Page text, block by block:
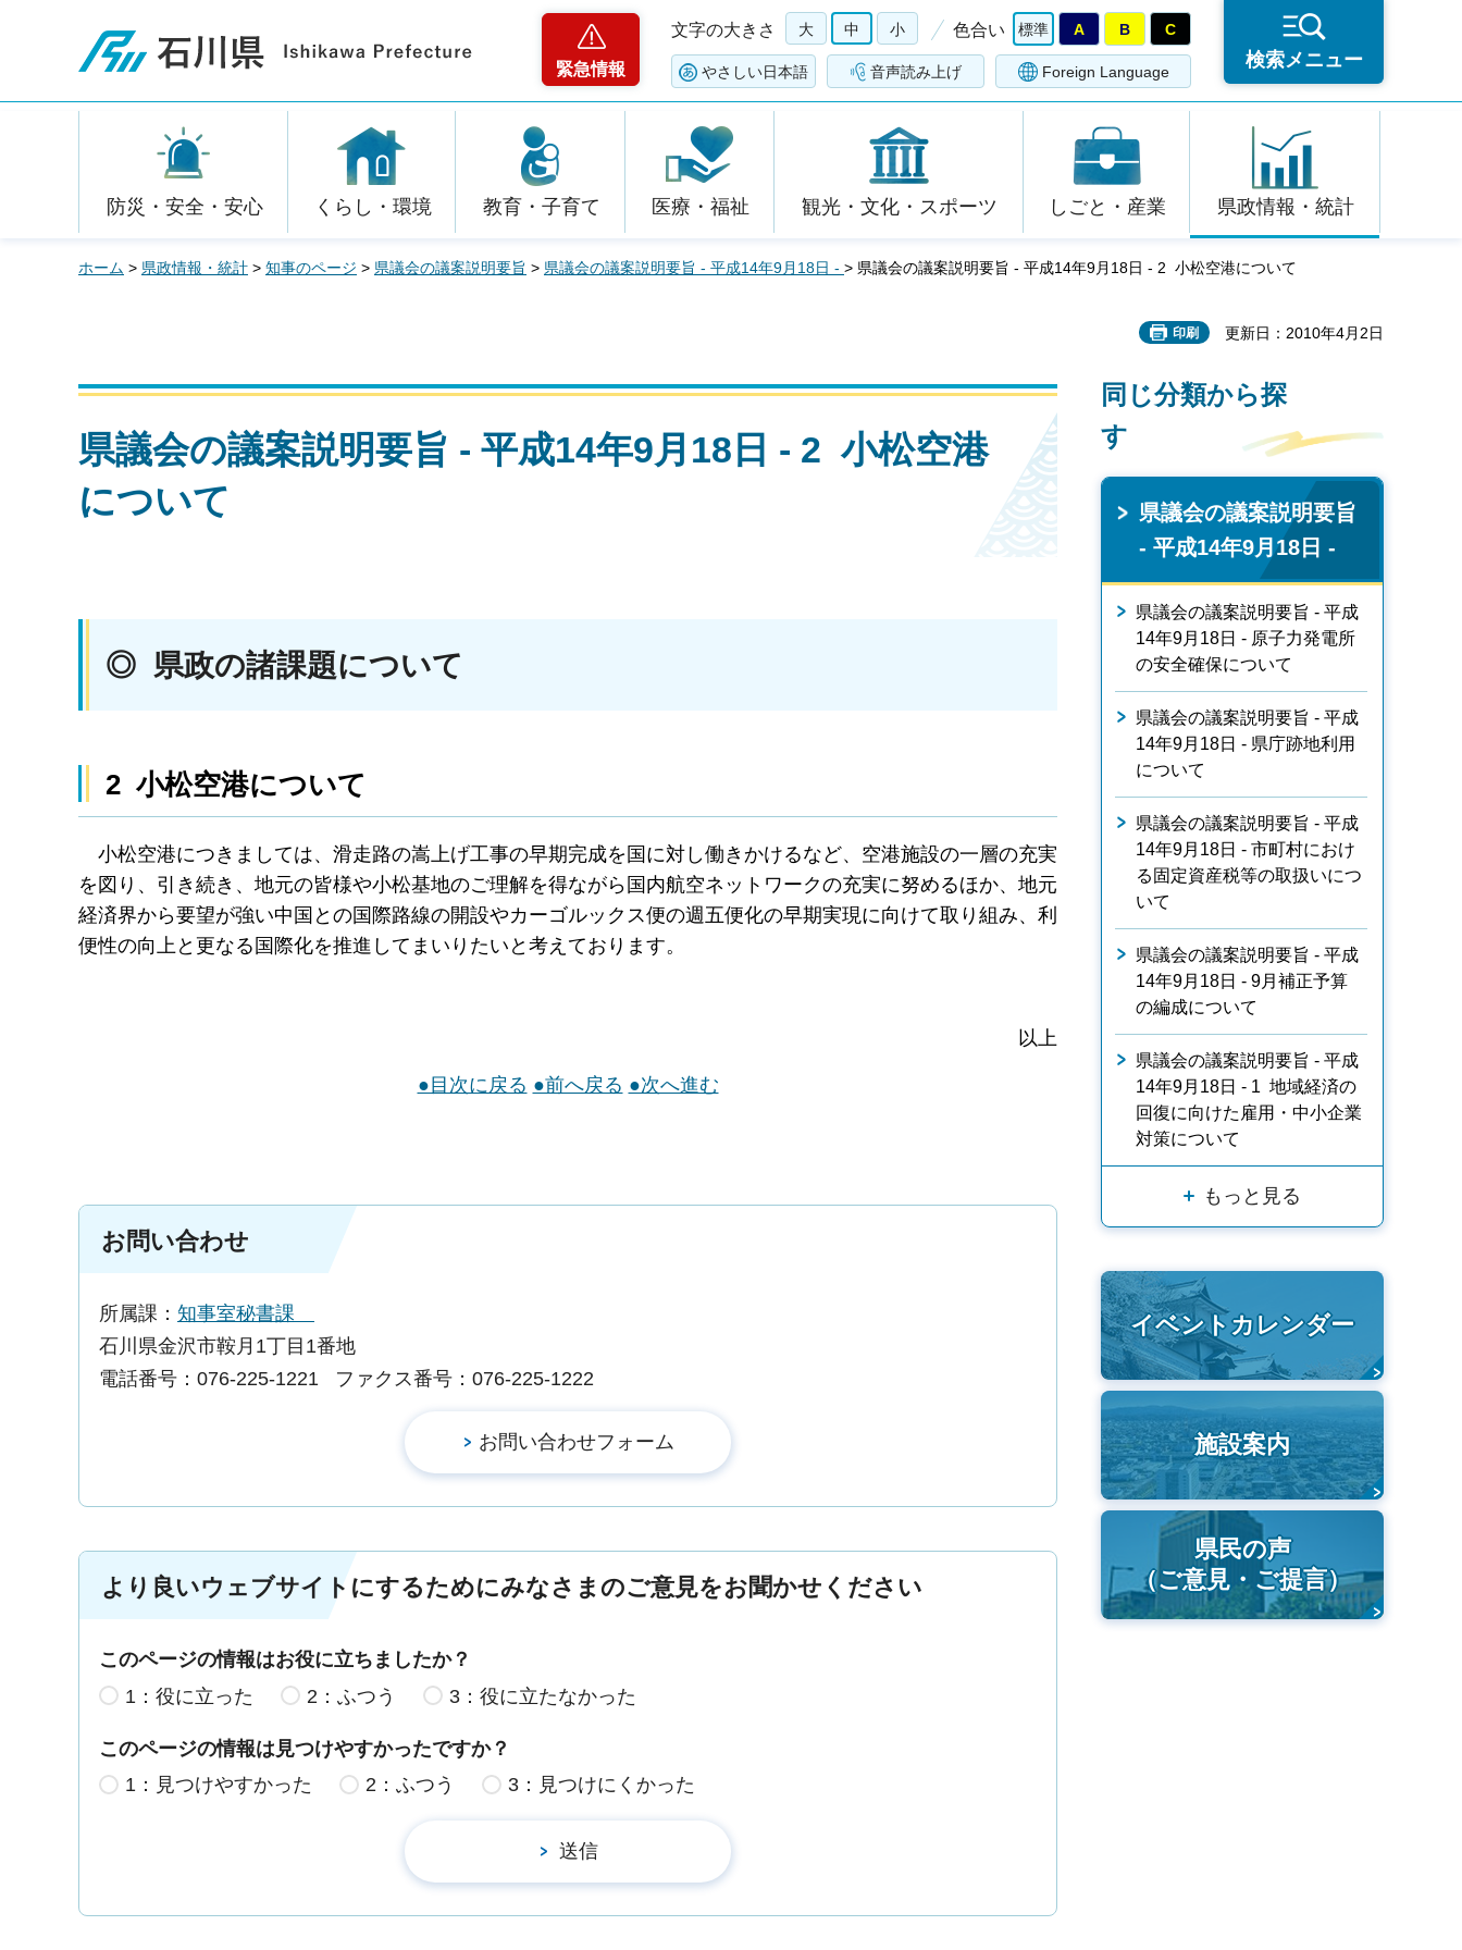
石川県
緊急情報
文字の大きさ 大 中 小 色合い 標準 A B C
やさしい日本語 音声読み上げ Foreign Language
検索メニュー
防災・安全・安心 くらし・環境 教育・子育て 医療・福祉 観光・文化・スポーツ しごと・産業 県政情報・統計
ホーム > 県政情報・統計 > 知事のページ > 県議会の議案説明要旨 > 県議会の議案説明要旨 - 平成14年9月18日 - > 県議会の議案説明要旨 - 平成14年9月18日 - 2 小松空港について
印刷 更新日：2010年4月2日
県議会の議案説明要旨 - 平成14年9月18日 - 2 小松空港
について
◎ 県政の諸課題について
2 小松空港について
小松空港につきましては、滑走路の嵩上げ工事の早期完成を国に対し働きかけるなど、空港施設の一層の充実
を図り、引き続き、地元の皆様や小松基地のご理解を得ながら国内航空ネットワークの充実に努めるほか、地元
経済界から要望が強い中国との国際路線の開設やカーゴルックス便の週五便化の早期実現に向けて取り組み、利
便性の向上と更なる国際化を推進してまいりたいと考えております。
以上
●目次に戻る ●前へ戻る ●次へ進む
お問い合わせ
所属課： 知事室秘書課
石川県金沢市鞍月1丁目1番地
電話番号：076-225-1221
ファクス番号：076-225-1222
より良いウェブサイトにするためにみなさまのご意見をお聞かせください
このページの情報はお役に立ちましたか？
1：役に立った
2：ふつう 3：役に立たなかった
このページの情報は見つけやすかったですか？
1：見つけやすかった
2：ふつう 3：見つけにくかった
同じ分類から探
す
県議会の議案説明要旨
- 平成14年9月18日 -
県議会の議案説明要旨 - 平成
14年9月18日 - 原子力発電所
の安全確保について
県議会の議案説明要旨 - 平成
14年9月18日 - 県庁跡地利用
について
県議会の議案説明要旨 - 平成
14年9月18日 - 市町村におけ
る固定資産税等の取扱いにつ
いて
県議会の議案説明要旨 - 平成
14年9月18日 - 9月補正予算
の編成について
県議会の議案説明要旨 - 平成
14年9月18日 - 1 地域経済の
回復に向けた雇用・中小企業
対策について
もっと見る
イベントカレンダー
施設案内
県民の声
（ご意見・ご提言）